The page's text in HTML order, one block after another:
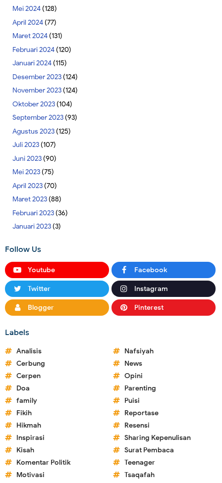
Mei 2024(128)
April 2024(77)
Maret 2024(131)
Februari 2024(120)
Januari 2024(115)
Desember 2023(124)
November 2023(124)
Oktober 2023(104)
September 2023(93)
Agustus 2023(125)
Juli 2023(107)
Juni 2023(90)
Mei 2023(75)
April 2023(70)
Maret 2023(88)
Februari 2023(36)
Januari 2023(3)
Follow Us
Youtube Facebook
Twitter Instagram
Blogger Pinterest
Labels
Analisis
Cerbung
Cerpen
Doa
family
Fikih
Hikmah
Inspirasi
Kisah
Komentar Politik
Motivasi
Nafsiyah
News
Opini
Parenting
Puisi
Reportase
Resensi
Sharing Kepenulisan
Surat Pembaca
Teenager
Tsaqafah